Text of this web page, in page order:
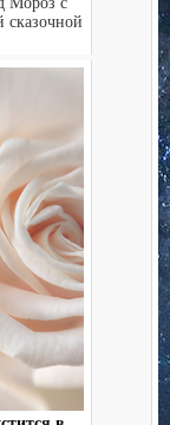
сказочной